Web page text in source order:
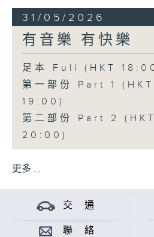
31/05/2026
有音樂 有快樂
足本 Full (HKT
第一部份 Part 1
19:00)
第二部份 Part 2
20:00)
更多 ...
交 通
聯 絡